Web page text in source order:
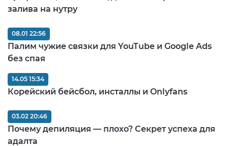
залива на нутру
Палим чужие связки для YouTube и Google Ads
без спая
08.01 22:56
Корейский бейсбол, инсталлы и Onlyfans
14.05 15:34
Почему депиляция — плохо? Секрет успеха для
адалта
03.02 20:46